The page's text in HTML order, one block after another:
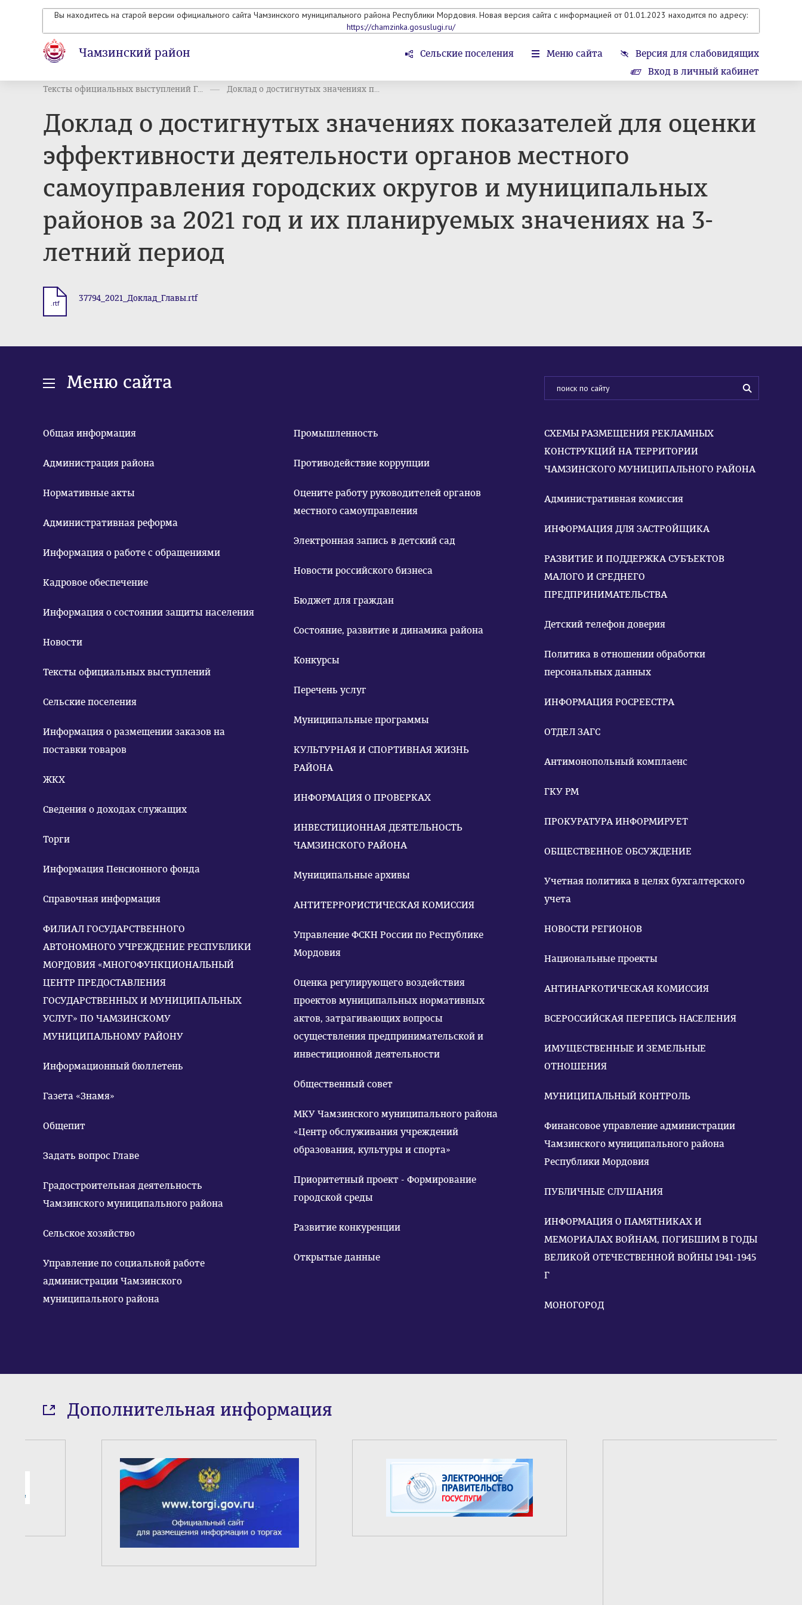
Вы находитесь на старой версии официального сайта Чамзинского муниципального района Республики Мордовия. Новая версия сайта с информацией от 01.01.2023 находится по адресу:
https://chamzinka.gosuslugi.ru/
Чамзинский район Сельские поселения Меню сайта
Версия для слабовидящих
Вход в личный кабинет
Тексты официальных выступлений Г... Доклад о достигнутых значениях п...
Доклад о достигнутых значениях показателей для оценки
эффективности деятельности органов местного
самоуправления городских округов и муниципальных
районов за 2021 год и их планируемых значениях на 3-
летний период
.rtf 37794_2021_Доклад_Главы.rtf
Меню сайта
Общая информация
Администрация района
Нормативные акты
Административная реформа
Информация о работе с обращениями
Кадровое обеспечение
Информация о состоянии защиты населения
Новости
Тексты официальных выступлений
Сельские поселения
Информация о размещении заказов на
поставки товаров
ЖКХ
Сведения о доходах служащих
Торги
Информация Пенсионного фонда
Справочная информация
ФИЛИАЛ ГОСУДАРСТВЕННОГО
АВТОНОМНОГО УЧРЕЖДЕНИЕ РЕСПУБЛИКИ
МОРДОВИЯ «МНОГОФУНКЦИОНАЛЬНЫЙ
ЦЕНТР ПРЕДОСТАВЛЕНИЯ
ГОСУДАРСТВЕННЫХ И МУНИЦИПАЛЬНЫХ
УСЛУГ» ПО ЧАМЗИНСКОМУ
МУНИЦИПАЛЬНОМУ РАЙОНУ
Информационный бюллетень
Газета «Знамя»
Общепит
Задать вопрос Главе
Градостроительная деятельность
Чамзинского муниципального района
Сельское хозяйство
Управление по социальной работе
администрации Чамзинского
муниципального района
Промышленность
Противодействие коррупции
Оцените работу руководителей органов
местного самоуправления
Электронная запись в детский сад
Новости российского бизнеса
Бюджет для граждан
Состояние, развитие и динамика района
Конкурсы
Перечень услуг
Муниципальные программы
КУЛЬТУРНАЯ И СПОРТИВНАЯ ЖИЗНЬ
РАЙОНА
ИНФОРМАЦИЯ О ПРОВЕРКАХ
ИНВЕСТИЦИОННАЯ ДЕЯТЕЛЬНОСТЬ
ЧАМЗИНСКОГО РАЙОНА
Муниципальные архивы
АНТИТЕРРОРИСТИЧЕСКАЯ КОМИССИЯ
Управление ФСКН России по Республике
Мордовия
Оценка регулирующего воздействия
проектов муниципальных нормативных
актов, затрагивающих вопросы
осуществления предпринимательской и
инвестиционной деятельности
Общественный совет
МКУ Чамзинского муниципального района
«Центр обслуживания учреждений
образования, культуры и спорта»
Приоритетный проект - Формирование
городской среды
Развитие конкуренции
Открытые данные
СХЕМЫ РАЗМЕЩЕНИЯ РЕКЛАМНЫХ
КОНСТРУКЦИЙ НА ТЕРРИТОРИИ
ЧАМЗИНСКОГО МУНИЦИПАЛЬНОГО РАЙОНА
Административная комиссия
ИНФОРМАЦИЯ ДЛЯ ЗАСТРОЙЩИКА
РАЗВИТИЕ И ПОДДЕРЖКА СУБЪЕКТОВ
МАЛОГО И СРЕДНЕГО
ПРЕДПРИНИМАТЕЛЬСТВА
Детский телефон доверия
Политика в отношении обработки
персональных данных
ИНФОРМАЦИЯ РОСРЕЕСТРА
ОТДЕЛ ЗАГС
Антимонопольный комплаенс
ГКУ РМ
ПРОКУРАТУРА ИНФОРМИРУЕТ
ОБЩЕСТВЕННОЕ ОБСУЖДЕНИЕ
Учетная политика в целях бухгалтерского
учета
НОВОСТИ РЕГИОНОВ
Национальные проекты
АНТИНАРКОТИЧЕСКАЯ КОМИССИЯ
ВСЕРОССИЙСКАЯ ПЕРЕПИСЬ НАСЕЛЕНИЯ
ИМУЩЕСТВЕННЫЕ И ЗЕМЕЛЬНЫЕ
ОТНОШЕНИЯ
МУНИЦИПАЛЬНЫЙ КОНТРОЛЬ
Финансовое управление администрации
Чамзинского муниципального района
Республики Мордовия
ПУБЛИЧНЫЕ СЛУШАНИЯ
ИНФОРМАЦИЯ О ПАМЯТНИКАХ И
МЕМОРИАЛАХ ВОЙНАМ, ПОГИБШИМ В ГОДЫ
ВЕЛИКОЙ ОТЕЧЕСТВЕННОЙ ВОЙНЫ 1941-1945
Г
МОНОГОРОД
Дополнительная информация